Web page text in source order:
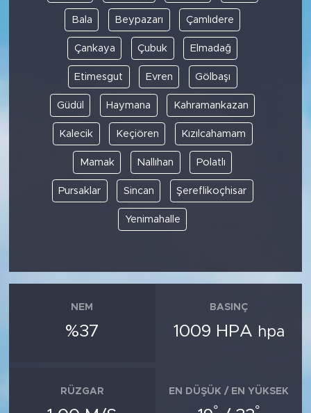
Bala Beypazarı Çamlıdere
Çankaya Çubuk Elmadağ
Etimesgut Evren Gölbaşı
Güdül Haymana Kahramankazan
Kalecik Keçiören Kızılcahamam
Mamak Nallıhan Polatlı
Pursaklar Sincan Şereflikoçhisar
Yenimahalle
NEM
%37
BASINÇ
1009 HPA hpa
RÜZGAR EN DÜŞÜK / EN YÜKSEK